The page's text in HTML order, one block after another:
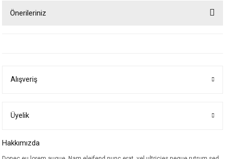
Önerileriniz
Ürün bilgilerinde hatalar bulunuyor.
Bu ürüne benzer farklı alternatifler olmalı.
Alışveriş
Üyelik
Hakkımızda